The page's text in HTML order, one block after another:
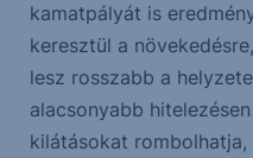
kamatpályát is
keresztül a
lesz rosszabb a
alacsonyabb
kilátásokat